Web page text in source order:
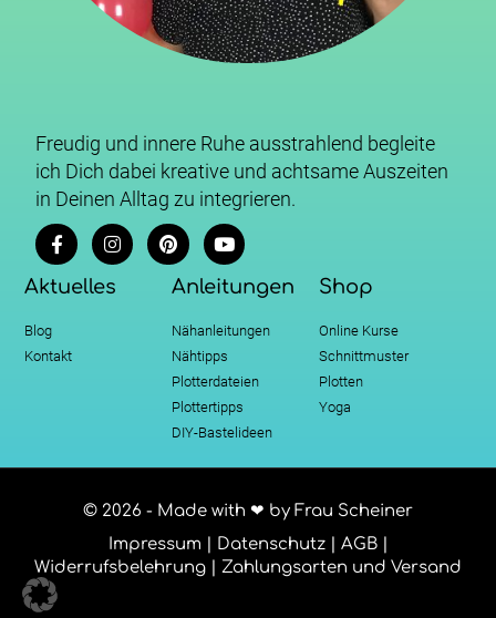
Freudig und innere Ruhe ausstrahlend begleite
ich Dich dabei kreative und achtsame Auszeiten
in Deinen Alltag zu integrieren.
Aktuelles
Blog
Kontakt
Anleitungen
Nähanleitungen
Nähtipps
Plotterdateien
Plottertipps
DIY-Bastelideen
Shop
Online Kurse
Schnittmuster
Plotten
Yoga
© 2026 - Made with ❤ by Frau Scheiner
Impressum
Datenschutz| AGB|
Widerrufsbelehrung
Zahlungsarten und Versand